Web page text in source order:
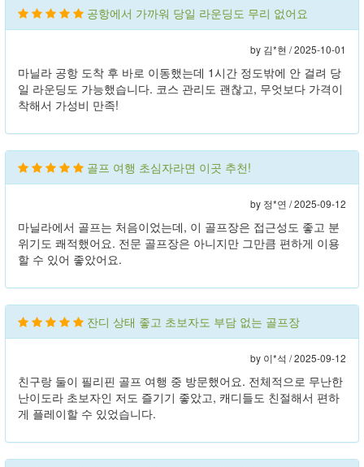
공항에서 가까워 당일 라운딩도 무리 없어요
by 김*현 /2025-10-01
마닐라 공항 도착 후 바로 이동했는데 1시간 정도밖에 안 걸려 당
일 라운딩도 가능했습니다. 코스 관리도 괜찮고, 무엇보다 가격이
착해서 가성비 만족!
골프 여행 초심자라면 이곳 추천!
by 정*연 /2025-09-12
마닐라에서 골프는 처음이었는데, 이 골프장은 접근성도 좋고 분
위기도 쾌적했어요. 전문 골프장은 아니지만 그만큼 편하게 이용
할 수 있어 좋았어요.
잔디 상태 좋고 초보자도 부담 없는 골프장
by 이*석 /2025-09-12
친구랑 둘이 필리핀 골프 여행 중 방문했어요. 전체적으로 무난한
난이도라 초보자인 저도 즐기기 좋았고, 캐디들도 친절해서 편하
게 플레이할 수 있었습니다.